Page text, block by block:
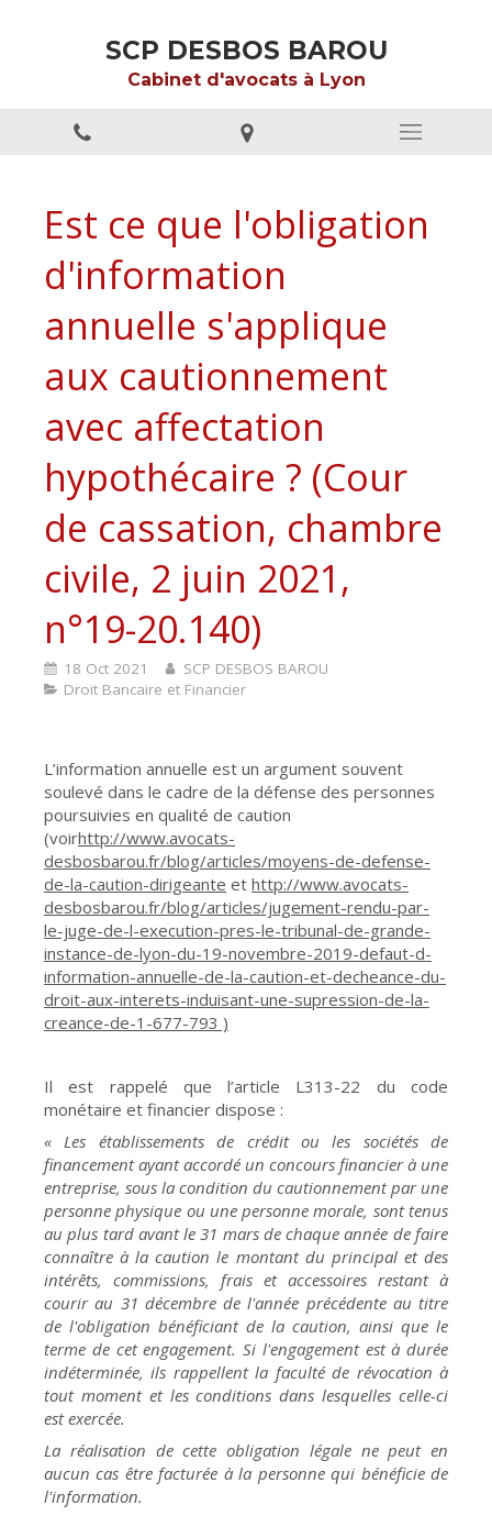
SCP DESBOS BAROU
Cabinet d'avocats à Lyon
Est ce que l'obligation
d'information
annuelle s'applique
aux cautionnement
avec affectation
hypothécaire ? (Cour
de cassation, chambre
civile, 2 juin 2021,
n°19-20.140)
18 Oct 2021
SCP DESBOS BAROU
Droit Bancaire et Financier
L’information annuelle est un argument souvent
soulevé dans le cadre de la défense des personnes
poursuivies en qualité de caution
(voirhttp://www.avocats-
desbosbarou.fr/blog/articles/moyens-de-defense-
de-la-caution-dirigeante et http://www.avocats-
desbosbarou.fr/blog/articles/jugement-rendu-par-
le-juge-de-l-execution-pres-le-tribunal-de-grande-
instance-de-lyon-du-19-novembre-2019-defaut-d-
information-annuelle-de-la-caution-et-decheance-du-
droit-aux-interets-induisant-une-supression-de-la-
creance-de-1-677-793 )
Il est rappelé que l’article L313-22 du code
monétaire et financier dispose :
« Les établissements de crédit ou les sociétés de
financement ayant accordé un concours financier à une
entreprise, sous la condition du cautionnement par une
personne physique ou une personne morale, sont tenus
au plus tard avant le 31 mars de chaque année de faire
connaître à la caution le montant du principal et des
intérêts, commissions, frais et accessoires restant à
courir au 31 décembre de l'année précédente au titre
de l'obligation bénéficiant de la caution, ainsi que le
terme de cet engagement. Si l'engagement est à durée
indéterminée, ils rappellent la faculté de révocation à
tout moment et les conditions dans lesquelles celle-ci
est exercée.
La réalisation de cette obligation légale ne peut en
aucun cas être facturée à la personne qui bénéficie de
l'information.